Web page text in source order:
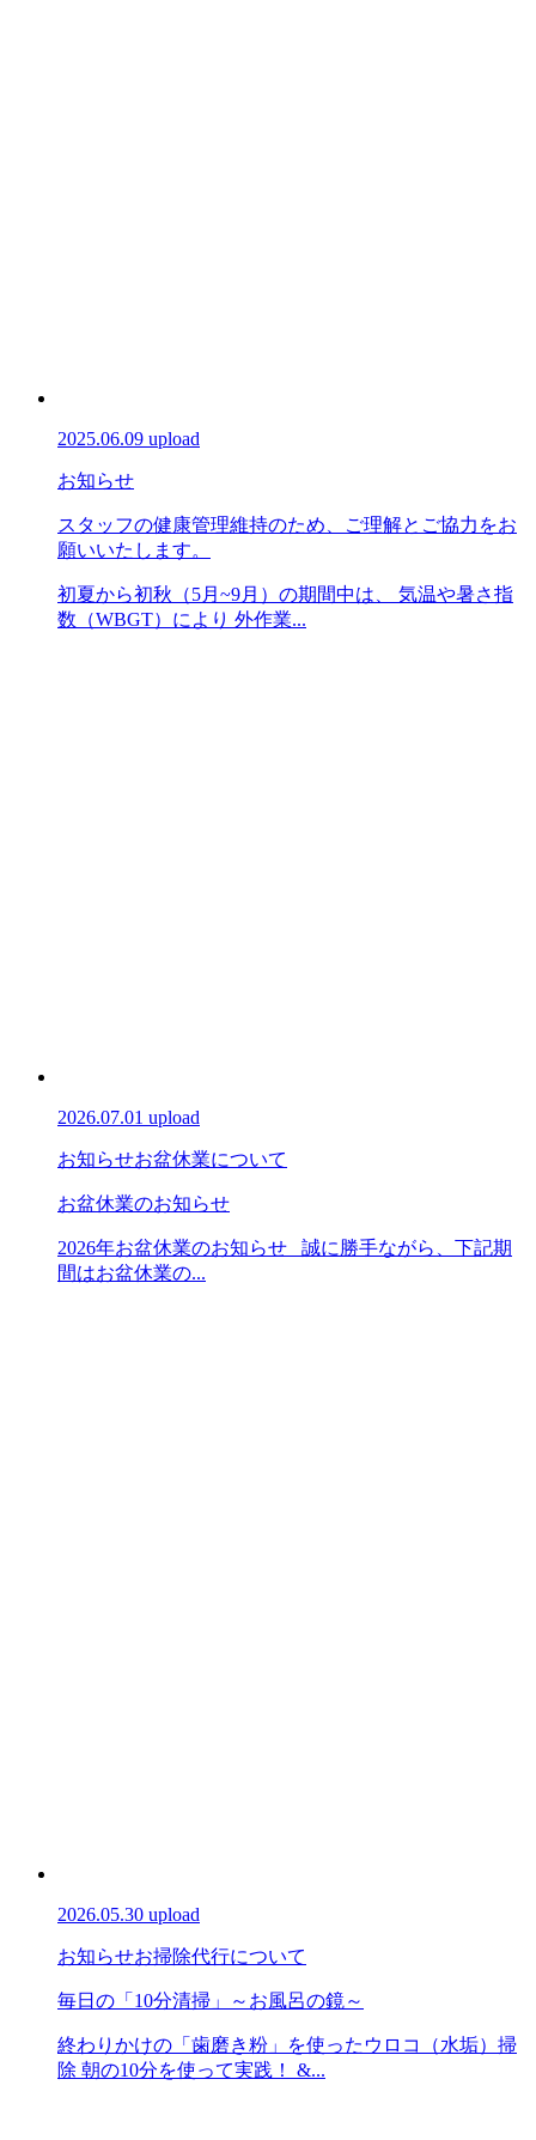
2025.06.09 upload
お知らせ
スタッフの健康管理維持のため、ご理解とご協力をお
願いいたします。
初夏から初秋（5月~9月）の期間中は、 気温や暑さ指
数（WBGT）により 外作業...
2026.07.01 upload
お知らせお盆休業について
お盆休業のお知らせ
2026年お盆休業のお知らせ 誠に勝手ながら、下記期
間はお盆休業の...
2026.05.30 upload
お知らせお掃除代行について
毎日の「10分清掃」～お風呂の鏡～
終わりかけの「歯磨き粉」を使ったウロコ（水垢）掃
除 朝の10分を使って実践！ &...